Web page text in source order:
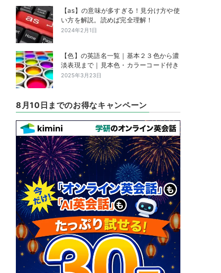
【as】の意味が多すぎる！見分け方や使
い方を解説。読めば完全理解！
2024年2月1日
【色】の英語名一覧｜基本２３色から濃
淡表現まで｜見本色・カラーコード付き
2025年3月23日
8月10日までのお得なキャンペーン